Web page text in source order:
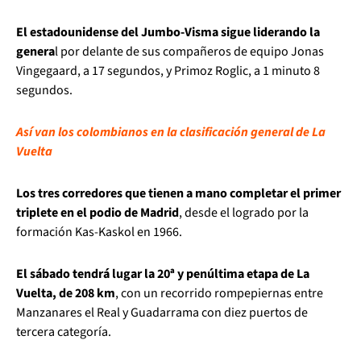
El estadounidense del Jumbo-Visma sigue liderando la
general por delante de sus compañeros de equipo Jonas
Vingegaard, a 17 segundos, y Primoz Roglic, a 1 minuto 8
segundos.
Así van los colombianos en la clasificación general de La
Vuelta
Los tres corredores que tienen a mano completar el primer
triplete en el podio de Madrid, desde el logrado por la
formación Kas-Kaskol en 1966.
El sábado tendrá lugar la 20ª y penúltima etapa de La
Vuelta, de 208 km, con un recorrido rompepiernas entre
Manzanares el Real y Guadarrama con diez puertos de
tercera categoría.